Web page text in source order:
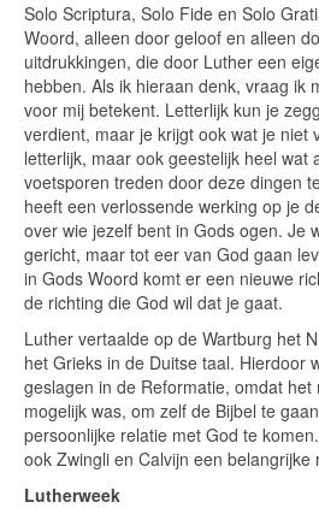
Solo Scriptura, Solo Fide en Solo
Woord, alleen door geloof en alleen
uitdrukkingen, die door Luther een
hebben. Als ik hieraan denk, vraag ik
voor mij betekent. Letterlijk kun je
verdient, maar je krijgt ook wat je niet
letterlijk, maar ook geestelijk heel wat
voetsporen treden door deze dingen
heeft een verlossende werking op je
over wie jezelf bent in Gods ogen. Je
gericht, maar tot eer van God gaan
in Gods Woord komt er een nieuwe
de richting die God wil dat je gaat.
Luther vertaalde op de Wartburg het
het Grieks in de Duitse taal. Hierdoor
geslagen in de Reformatie, omdat
mogelijk was, om zelf de Bijbel te
persoonlijke relatie met God te
ook Zwingli en Calvijn een belangrijke
Lutherweek